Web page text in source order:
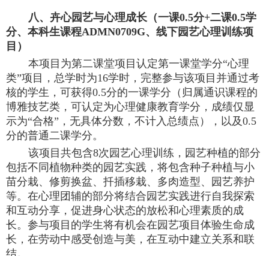
八、卉心园艺与心理成长（一课0.5分+二课0.5学
分、本科生课程ADMN0709G、线下园艺心理训练项
目）
本项目为第二课堂项目认定第一课堂学分“心理
类”项目，总学时为16学时，完整参与该项目并通过考
核的学生，可获得0.5分的一课学分（归属通识课程的
博雅技艺类，可认定为心理健康教育学分，成绩仅显
示为“合格”，无具体分数，不计入总绩点），以及0.5
分的普通二课学分。
该项目共包含8次园艺心理训练，园艺种植的部分
包括不同植物种类的园艺实践，将包含种子种植与小
苗分栽、修剪换盆、扦插移栽、多肉造型、园艺养护
等。在心理团辅的部分将结合园艺实践进行自我探索
和互动分享，促进身心状态的放松和心理素质的成
长。参与项目的学生将有机会在园艺项目体验生命成
长，在劳动中感受创造与美，在互动中建立关系和联
结。